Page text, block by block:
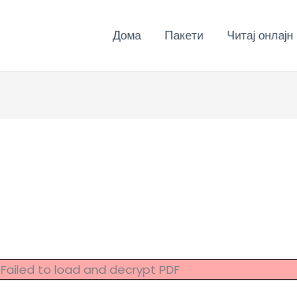
Дома Пакети Читај онлајн
Failed to load and decrypt PDF